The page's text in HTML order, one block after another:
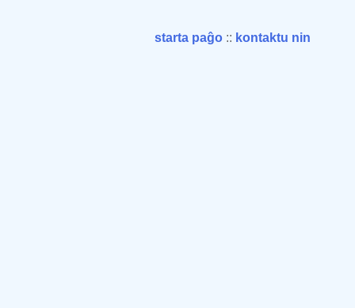
starta paĝo :: kontaktu nin